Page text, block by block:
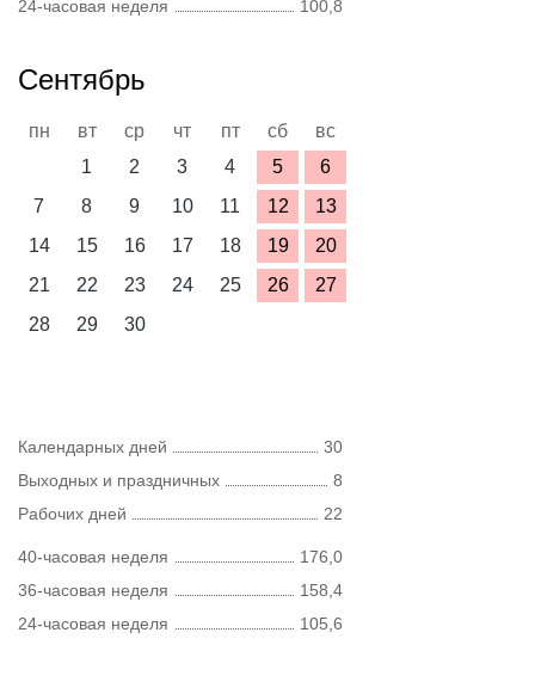
24-часовая неделя
100,8
Сентябрь
пн вт ср чт пт сб
вс
1
2 3 4 5
6
7
8 9 10 11 12
13
14
15 16 17 18 19
20
21
22 23 24 25 26
27
28
29 30
Календарных дней
30
Выходных и праздничных
8
Рабочих дней
22
40-часовая неделя
176,0
36-часовая неделя
158,4
24-часовая неделя
105,6